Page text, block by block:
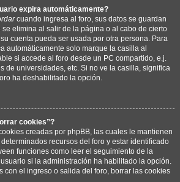
expira automáticamente?
cuando ingresa al foro, sus datos se guardan
elimina al salir de la página o al cabo de cierto
cuenta pueda ser usada por otra persona. Para
automáticamente solo marque la casilla al
si accede al foro desde un PC compartido, e.j.
de universidades, etc. Si no ve la casilla, significa
ha deshabilitado la opción.
cookies”?
creadas por phpBB, las cuales le mantienen
recursos del foro y estar identificado
funciones como leer el seguimiento de la
si la administración ha habilitado la opción.
con el ingreso o salida del foro, borrar las cookies